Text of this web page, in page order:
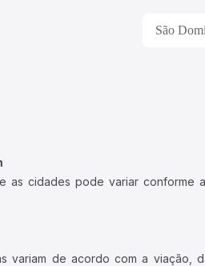
São
as cidades pode variar conforme
variam de acordo com a viação,